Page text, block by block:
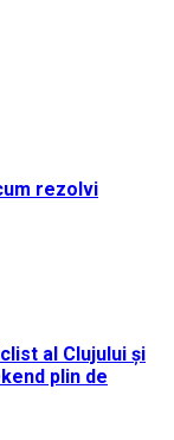
rezolvi
al Clujului și
plin de